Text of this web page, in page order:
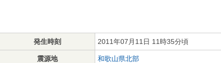
発生時刻 2011年07月11日 11時35分頃
震源地 和歌山県北部